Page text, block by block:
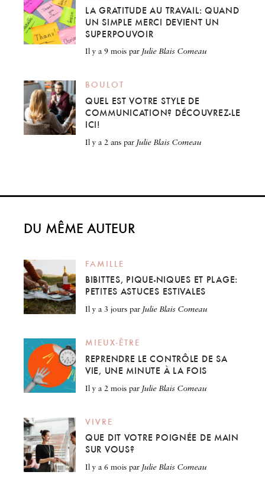
LA GRATITUDE AU TRAVAIL: QUAND
UN SIMPLE MERCI DEVIENT UN
SUPERPOUVOIR
il y a 9 mois par Julie Blais Comeau
BOULOT
QUEL EST VOTRE STYLE DE
COMMUNICATION? DÉCOUVREZ-LE
ICI!
il y a 2 ans par Julie Blais Comeau
DU MÊME AUTEUR
FAMILLE
BIBITTES, PIQUE-NIQUES ET PLAGE:
PETITES ASTUCES ESTIVALES
il y a 3 jours par Julie Blais Comeau
MIEUX-ÊTRE
REPRENDRE LE CONTRÔLE DE SA
VIE, UNE MINUTE À LA FOIS
il y a 2 mois par Julie Blais Comeau
VIVRE
QUE DIT VOTRE POIGNÉE DE MAIN
SUR VOUS?
il y a 6 mois par Julie Blais Comeau